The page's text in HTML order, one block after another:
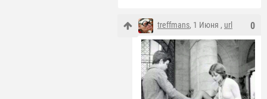
0
treffmans, 1 Июня , url